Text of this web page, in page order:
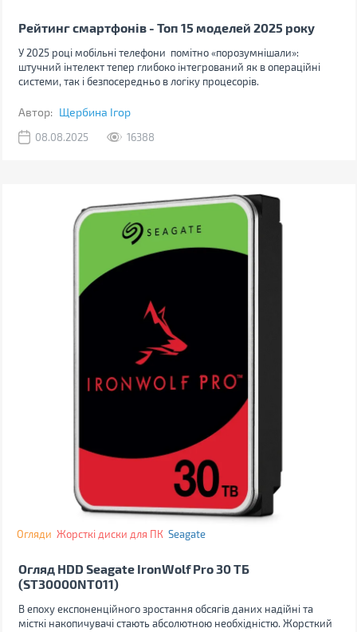
Рейтинг смартфонів - Топ 15 моделей 2025 року
У 2025 році мобільні телефони помітно «порозумнішали»:
штучний інтелект тепер глибоко інтегрований як в операційні
системи, так і безпосередньо в логіку процесорів.
Автор: Щербина Ігор
08.08.2025 16388
Огляди Жорсткі диски для ПК Seagate
Огляд HDD Seagate IronWolf Pro 30 ТБ
(ST30000NT011)
В епоху експоненційного зростання обсягів даних надійні та
місткі накопичувачі стають абсолютною необхідністю. Жорсткий